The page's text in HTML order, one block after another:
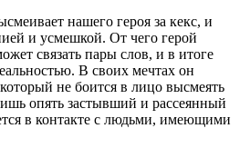
нашего героя за кекс, и
и усмешкой. От чего герой
связать пары слов, и в итоге
В своих мечтах он
не боится в лицо высмеять
опять застывший и рассеянный
в контакте с людьми, имеющими